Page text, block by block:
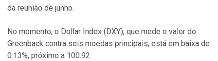
da reunião de junho.
No momento, o Dollar Index (DXY), que mede o valor do
Greenback contra seis moedas principais, está em baixa de
0.13%, próximo a 100.92.